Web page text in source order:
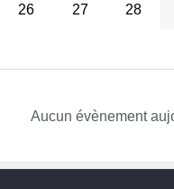
26 27 28
Aucun évènement